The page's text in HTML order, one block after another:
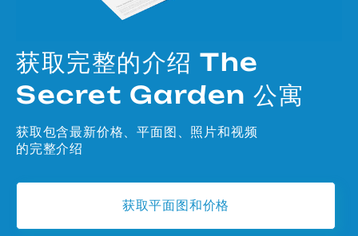
获取完整的介绍 The
Secret Garden 公寓
获取包含最新价格、平面图、照片和视频
的完整介绍
获取平面图和价格